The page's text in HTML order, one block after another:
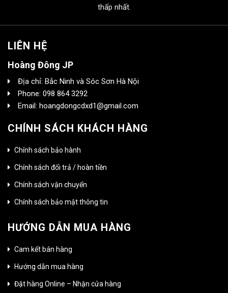
thấp nhất.
LIÊN HỆ
Hoàng Đông JP
Địa chỉ: Bắc Ninh và Sóc Sơn Hà Nội
Phone: 098 864 3292
Email: hoangdongcdxd1@gmail.com
CHÍNH SÁCH KHÁCH HÀNG
Chính sách bảo hành
Chính sách đổi trả / hoàn tiền
Chính sách vận chuyển
Chính sách bảo mật thông tin
HƯỚNG DẪN MUA HÀNG
Cam kết bán hàng
Hướng dẫn mua hàng
Đặt hàng Online – Nhận cửa hàng